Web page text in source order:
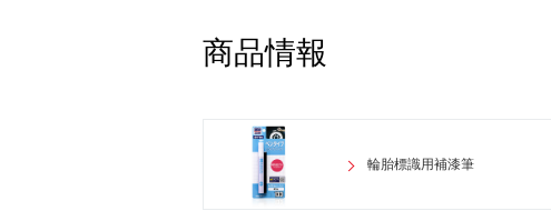
商品情報
輪胎標識用補漆筆